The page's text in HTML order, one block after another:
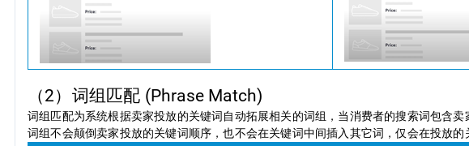
（2）词组匹配 (Phrase Match)
词组匹配为系统根据卖家投放的关键词自动拓展相关的词组，当消费者的搜索词包含
词组不会颠倒卖家投放的关键词顺序，也不会在关键词中间插入其它词，仅会在投放